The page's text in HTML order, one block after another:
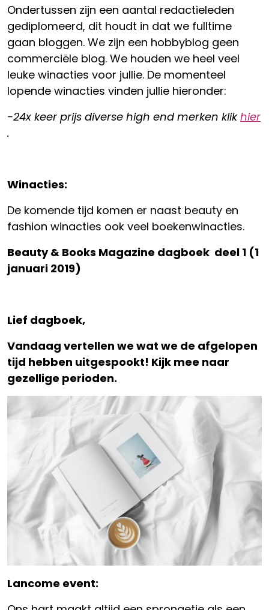
Ondertussen zijn een aantal redactieleden
gediplomeerd, dit houdt in dat we fulltime
gaan bloggen. We zijn een hobbyblog geen
commerciële blog. We houden we heel veel
leuke winacties voor jullie. De momenteel
lopende winacties vinden jullie hieronder:
-24x keer prijs diverse high end merken klikhier
.
Winacties:
De komende tijd komen er naast beauty en
fashion winacties ook veel boekenwinacties.
Beauty & Books Magazine dagboek deel 1 (1
januari 2019)
Lief dagboek,
Vandaag vertellen we wat we de afgelopen
tijd hebben uitgespookt! Kijk mee naar
gezellige perioden.
Lancome event: